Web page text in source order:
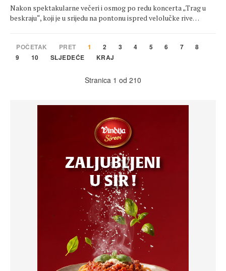
Nakon spektakularne večeri i osmog po redu koncerta „Trag u
beskraju“, koji je u srijedu na pontonu ispred velolučke rive…
POČETAK PRET 1 2 3 4 5 6 7
8
9
10 SLJEDEĆE KRAJ
Stranica 1 od 210